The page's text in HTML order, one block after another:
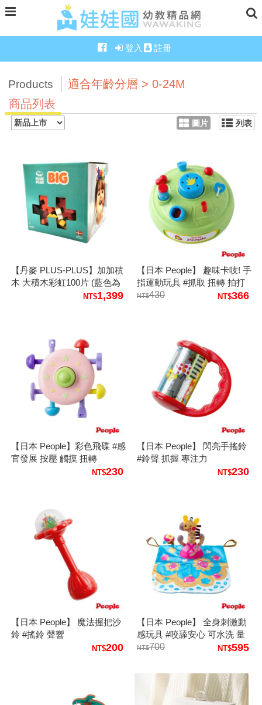
登入 註冊
Products
適合年齡分層 > 0-24M
商品列表
圖片 列表
【丹麥 PLUS-PLUS】加加積
木 大積木彩虹100片 (藍色為
1,399
【日本 People】 趣味卡吱! 手
指運動玩具 #抓取 扭轉 拍打
轉動 按壓
430 366
【日本 People】彩色飛碟 #感
官發展 按壓 觸摸 扭轉
230
【日本 People】 閃亮手搖鈴
#鈴聲 抓握 專注力
230
【日本 People】 魔法握把沙
鈴 #搖鈴 聲響
200
【日本 People】 全身刺激動
感玩具 #咬舔安心 可水洗 量
好攜帶 嬰兒推車 汽車座椅
700 595